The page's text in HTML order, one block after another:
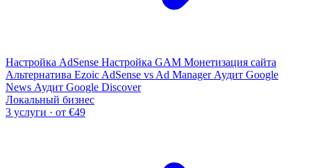
Настройка AdSense Настройка GAM Монетизация сайта
Альтернатива Ezoic AdSense vs Ad Manager Аудит Google
News Аудит Google Discover
Локальный бизнес
3 услуги · от €49